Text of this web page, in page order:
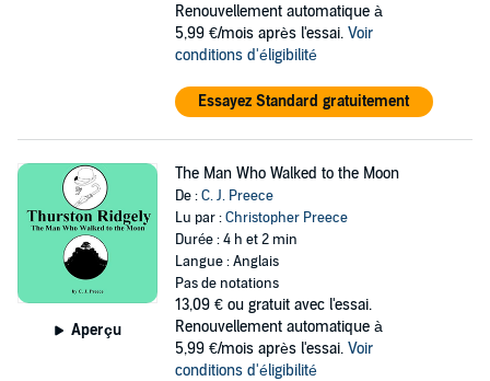
Renouvellement automatique à
5,99 €/mois après l'essai. Voir
conditions d'éligibilité
Essayez Standard gratuitement
Aperçu
The Man Who Walked to the Moon
De :C. J. Preece
Lu par :Christopher Preece
Durée : 4 h et 2 min
Langue : Anglais
Pas de notations
13,09 € ou gratuit avec l'essai.
Renouvellement automatique à
5,99 €/mois après l'essai. Voir
conditions d'éligibilité